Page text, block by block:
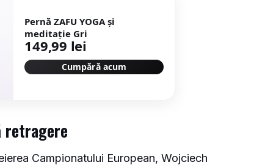
Pernă ZAFU YOGA și
meditație Gri
149,99 lei
Cumpără acum
retragere
Campionatului European, Wojciech